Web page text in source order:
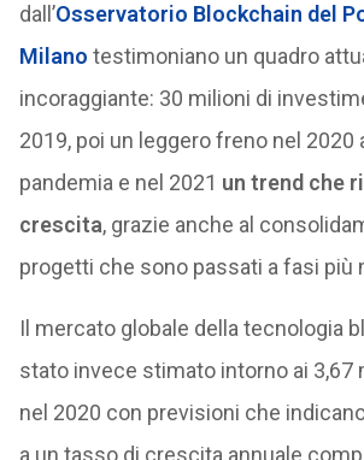
dall’Osservatorio Blockchain del
Milano testimoniano un quadro
incoraggiante: 30 milioni di
2019, poi un leggero freno nel 2020
pandemia e nel 2021 un trend che
crescita, grazie anche al
progetti che sono passati a fasi più
Il mercato globale della tecnologia
stato invece stimato intorno ai 3,67
nel 2020 con previsioni che
a un tasso di crescita annuale